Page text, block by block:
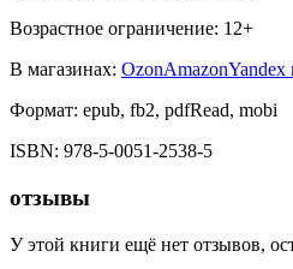
Возрастное ограничение: 12+
В магазинах: OzonAmazonYandex
Формат: epub, fb2, pdfRead, mobi
ISBN: 978-5-0051-2538-5
отзывы
У этой книги ещё нет отзывов,